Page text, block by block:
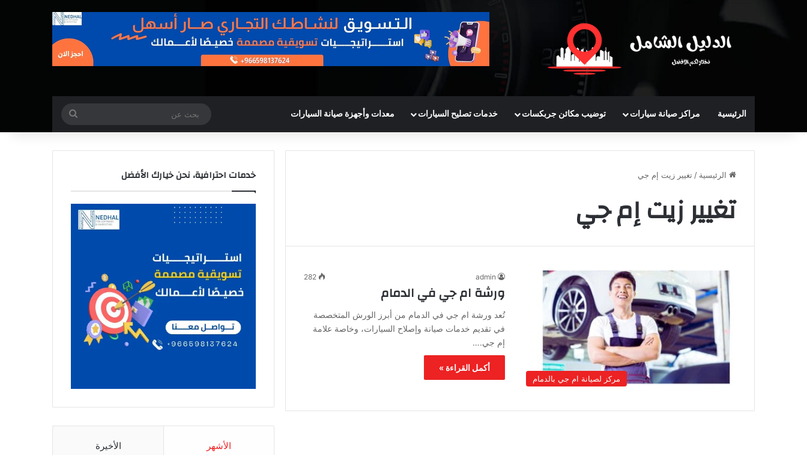
الرئيسية مراكز صيانة سيارات توضيب مكائن جربكسات خدمات تصليح السيارات معدات وأجهزة صيانة السيارات
عن
الرئيسية /تغيير زيت إم جي
تغيير زيت إم جي
مركز لصيانة ام جي بالدمام
admin
282
ورشة ام جي في الدمام
تُعد ورشة ام جي في الدمام من أبرز الورش المتخصصة
في تقديم خدمات صيانة وإصلاح السيارات، وخاصة علامة
إم جي.…
أكمل القراءة »
خدمات احترافية، نحن خيارك الأفضل
الأشهر الأخيرة